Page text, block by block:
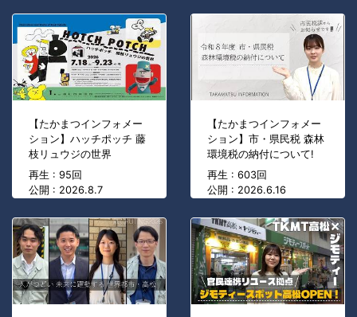
【たかまつインフォメー
ション】ハッチポッチ 藤
枝リュウジの世界
再生 : 95回
公開 : 2026.8.7
【たかまつインフォメー
ション】市・県民税 森林
環境税の納付について!
再生 : 603回
公開 : 2026.6.16